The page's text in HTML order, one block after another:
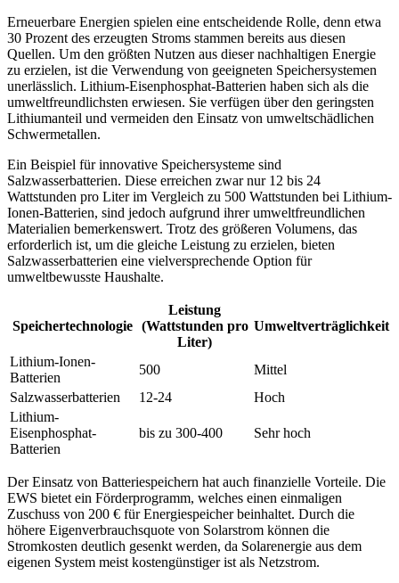
Erneuerbare Energien spielen eine entscheidende Rolle, denn etwa
30 Prozent des erzeugten Stroms stammen bereits aus diesen
Quellen. Um den größten Nutzen aus dieser nachhaltigen Energie
zu erzielen, ist die Verwendung von geeigneten Speichersystemen
unerlässlich. Lithium-Eisenphosphat-Batterien haben sich als die
umweltfreundlichsten erwiesen. Sie verfügen über den geringsten
Lithiumanteil und vermeiden den Einsatz von umweltschädlichen
Schwermetallen.
Ein Beispiel für innovative Speichersysteme sind
Salzwasserbatterien. Diese erreichen zwar nur 12 bis 24
Wattstunden pro Liter im Vergleich zu 500 Wattstunden bei Lithium-
Ionen-Batterien, sind jedoch aufgrund ihrer umweltfreundlichen
Materialien bemerkenswert. Trotz des größeren Volumens, das
erforderlich ist, um die gleiche Leistung zu erzielen, bieten
Salzwasserbatterien eine vielversprechende Option für
umweltbewusste Haushalte.
Speichertechnologie
Leistung
(Wattstunden pro
Liter)
Umweltverträglichkeit
Lithium-Ionen-
Batterien
500
Mittel
Salzwasserbatterien
12-24
Hoch
Lithium-
Eisenphosphat-
Batterien
bis zu 300-400 Sehr hoch
Der Einsatz von Batteriespeichern hat auch finanzielle Vorteile. Die
EWS bietet ein Förderprogramm, welches einen einmaligen
Zuschuss von 200 € für Energiespeicher beinhaltet. Durch die
höhere Eigenverbrauchsquote von Solarstrom können die
Stromkosten deutlich gesenkt werden, da Solarenergie aus dem
eigenen System meist kostengünstiger ist als Netzstrom.